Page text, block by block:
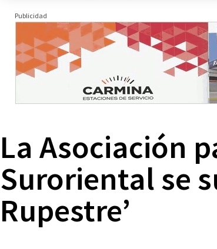
Publicidad
La Asociación
Suroriental se
Rupestre’